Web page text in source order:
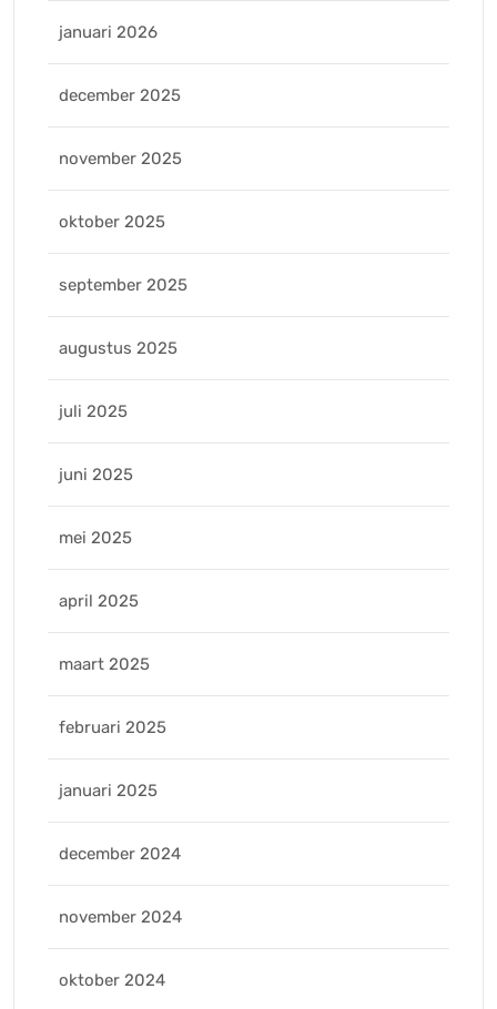
januari 2026
december 2025
november 2025
oktober 2025
september 2025
augustus 2025
juli 2025
juni 2025
mei 2025
april 2025
maart 2025
februari 2025
januari 2025
december 2024
november 2024
oktober 2024